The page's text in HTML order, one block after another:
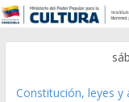
Constitución, leyes y